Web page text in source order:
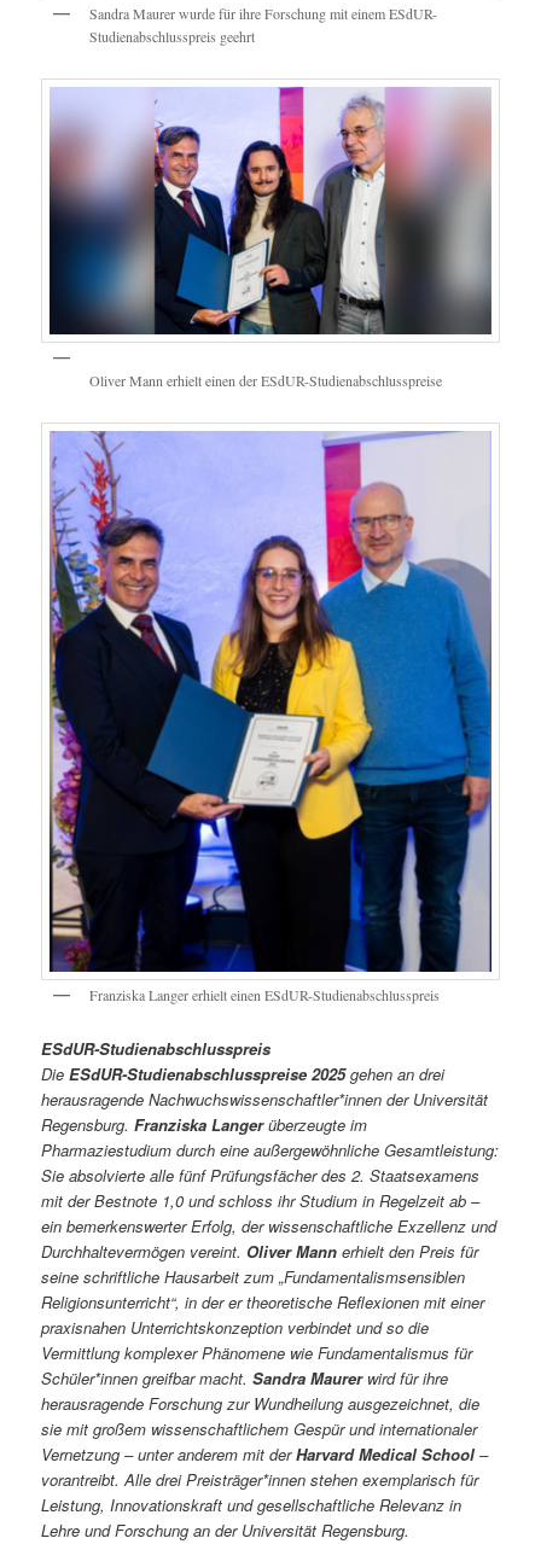
Sandra Maurer wurde für ihre Forschung mit einem ESdUR-
Studienabschlusspreis geehrt
Oliver Mann erhielt einen der ESdUR-Studienabschlusspreise
Franziska Langer erhielt einen ESdUR-Studienabschlusspreis
ESdUR-Studienabschlusspreis
Die ESdUR-Studienabschlusspreise 2025gehen an drei
herausragende Nachwuchswissenschaftler*innen der Universität
Regensburg.Franziska Langerüberzeugte im
Pharmaziestudium durch eine außergewöhnliche Gesamtleistung:
Sie absolvierte alle fünf Prüfungsfächer des 2. Staatsexamens
mit der Bestnote 1,0 und schloss ihr Studium in Regelzeit ab –
ein bemerkenswerter Erfolg, der wissenschaftliche Exzellenz und
Durchhaltevermögen vereint. Oliver Mann erhielt den Preis für
seine schriftliche Hausarbeit zum „Fundamentalismsensiblen
Religionsunterricht“, in der er theoretische Reflexionen mit einer
praxisnahen Unterrichtskonzeption verbindet und so die
Vermittlung komplexer Phänomene wie Fundamentalismus für
Schüler*innen greifbar macht.Sandra Maurer wird für ihre
herausragende Forschung zur Wundheilung ausgezeichnet, die
sie mit großem wissenschaftlichem Gespür und internationaler
Vernetzung – unter anderem mit derHarvard Medical School–
vorantreibt. Alle drei Preisträger*innen stehen exemplarisch für
Leistung, Innovationskraft und gesellschaftliche Relevanz in
Lehre und Forschung an der Universität Regensburg.